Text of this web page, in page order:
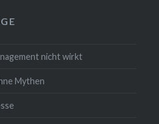
nicht wirkt
Mythen